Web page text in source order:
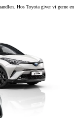
Hos Toyota giver vi gerne en